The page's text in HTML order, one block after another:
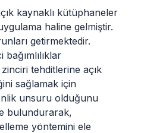
kaynaklı kütüphaneler
haline gelmiştir.
getirmektedir.
tehditlerine açık
sağlamak için
unsuru olduğunu
bulundurarak,
yöntemini ele